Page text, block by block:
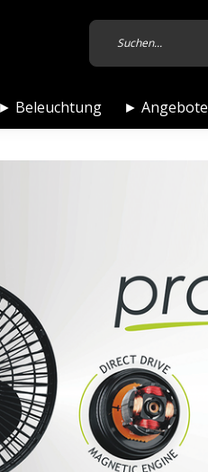
► Beleuchtung ► Angebote